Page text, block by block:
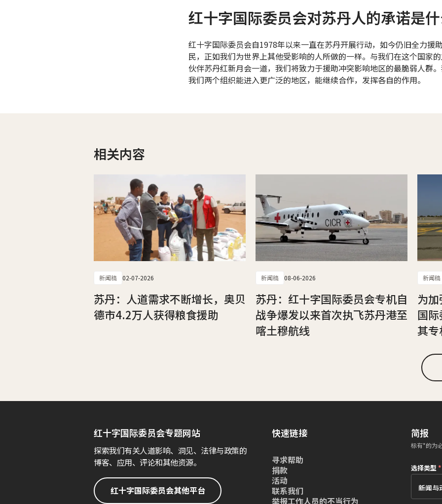
红十字国际委员会对苏丹人的承诺是
红十字国际委员会自1978年以来一直在苏丹开展行动，如今仍旧全力援
民，正如我们为世界上其他受影响的人所做的一样。与我们在这个国家
伙伴苏丹红新月会一道，我们将致力于援助冲突影响地区的最脆弱人群
我们两个组织能进入更广泛的地区，能继续合作，发挥各自的作用。
相关内容
新闻稿 02-07-2026
苏丹：人道需求不断增长，奥贝
德市4.2万人获得粮食援助
新闻稿 08-06-2026
苏丹：红十字国际委员会专机自
战争爆发以来首次执飞苏丹港至
喀土穆航线
新闻稿
为
国
其
红十字国际委员会专题网站
探索我们有关人道影响、洞见、法律与政策的
博客、应用、评论和其他资源。
红十字国际委员会其他平台
快速链接
寻求帮助
捐款
活动
联系我们
举报工作人员的不当行为
简报
标有*的为
选择类型*